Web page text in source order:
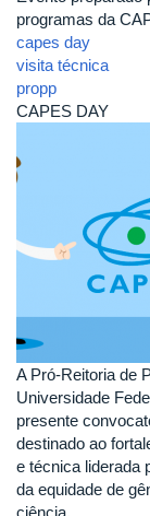
programas da
capes day
visita técnica
propp
CAPES DAY
A Pró-Reitoria de
Universidade
presente
destinado ao
e técnica liderada
da equidade de
ciência.